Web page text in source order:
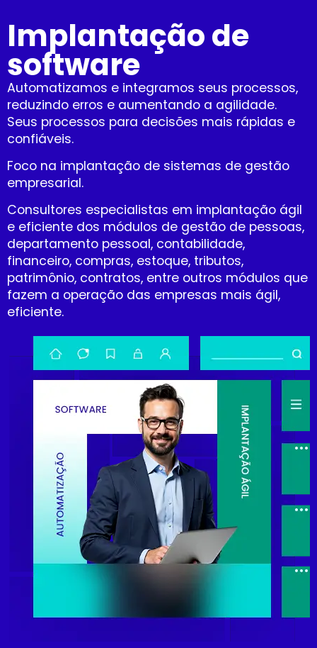
Implantação de
software
Automatizamos e integramos seus processos,
reduzindo erros e aumentando a agilidade.
Seus processos para decisões mais rápidas e
confiáveis.
Foco na implantação de sistemas de gestão
empresarial.
Consultores especialistas em implantação ágil
e eficiente dos módulos de gestão de pessoas,
departamento pessoal, contabilidade,
financeiro, compras, estoque, tributos,
patrimônio, contratos, entre outros módulos que
fazem a operação das empresas mais ágil,
eficiente.